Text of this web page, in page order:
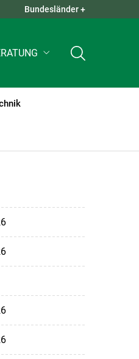
QUICK LINKS +
Bundesländer +